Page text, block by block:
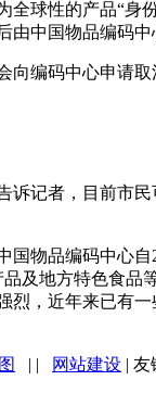
性的产品“身
中国物品编码中
码中心申请取
者，目前市民
品编码中心
及地方特色食
，近年来已有
| | 网站建设 | 友